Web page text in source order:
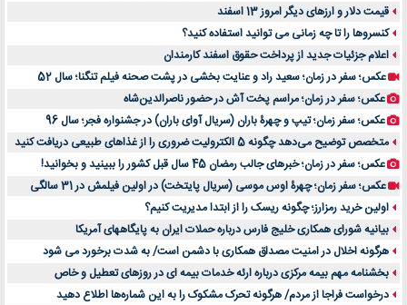
قیمت دلار و ارزهای دیگر امروز 13 اسفند
کنسروها را تا چه زمانی می توانید استفاده کنید؟
اعلام جزئیات جدید از پرداخت حقوق اسفند کارمندان
عکس؛ سفر در زمان؛ سعید راد و عنایت بخشی در پشت صحنه فیلم تنگنا؛ سال 52
عکس؛ سفر در زمان؛ مراسم پخت آش در حضور ناصرالدین‌شاه
عکس؛ سفر زمان؛ تیپ و چهرۀ باران (سریال آوای باران) در جشنواره فجر؛ سال 96
متخصص توضیح می‌دهد چگونه 5 الکترولیت ضروری را از غذاهای طبیعی دریافت کنید
عکس؛ سفر در زمان؛ خبرهای جالب رمضان 45 سال قبل کشور را ببینید و بخوانید!
عکس؛ سفر زمان؛ چهرۀ اوس موسی (سریال پایتخت) در اولین فیلمش در 31 سالگی
اولین خرید رمزارز؛ چگونه ریسک را از ابتدا مدیریت کنیم؟
بیانیه شورای همکاری خلیج فارس درباره حملات ایران به پایگاههای آمریکا
هرگونه اخلال در امنیت مصداق همکاری با دشمن است/ به شدت برخورد می شود
بخشنامه مهم بیمه مرکزی درباره ارئه خدمات بیمه ای در روزهای تعطیل و خاص
درخواست فراجا از مردم/ هرگونه تحرک مشکوک را به این شماره‌ها اطلاع دهید